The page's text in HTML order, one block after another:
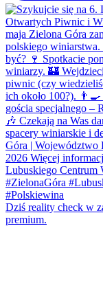
Dziś reality check w
premium.